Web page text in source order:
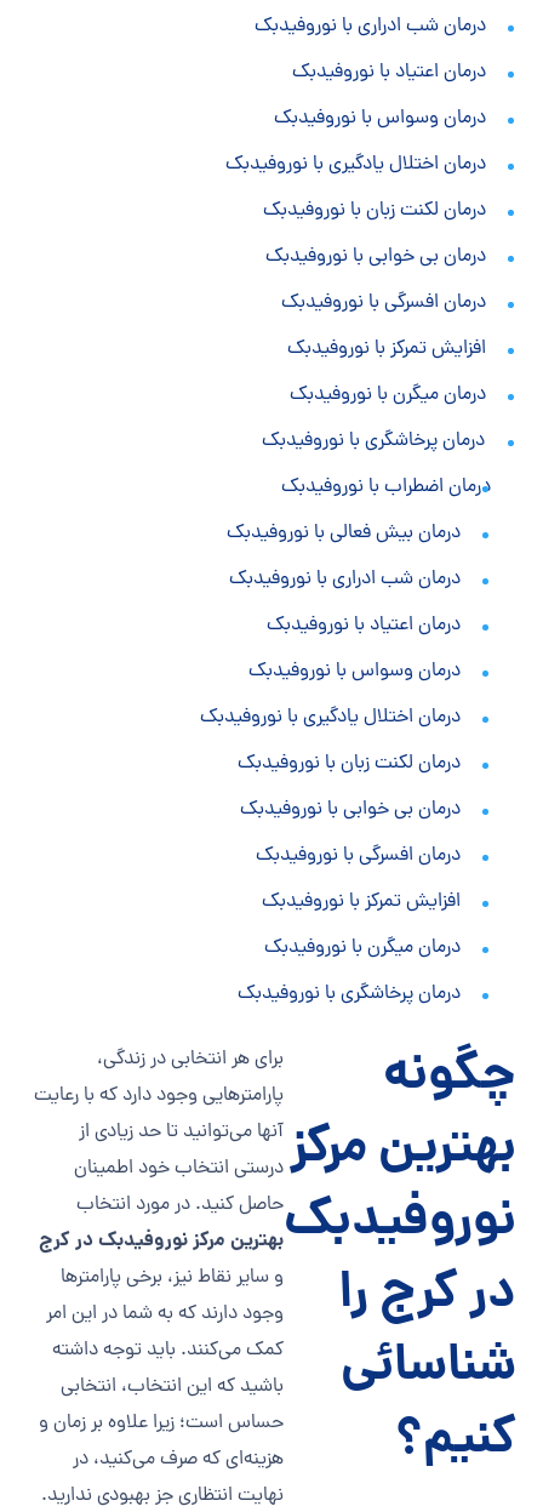
درمان شب ادراری با نوروفیدبک
درمان اعتیاد با نوروفیدبک
درمان وسواس با نوروفیدبک
درمان اختلال یادگیری با نوروفیدبک
درمان لکنت زبان با نوروفیدبک
درمان بی خوابی با نوروفیدبک
درمان افسرگی با نوروفیدبک
افزایش تمرکز با نوروفیدبک
درمان میگرن با نوروفیدبک
درمان پرخاشگری با نوروفیدبک
درمان اضطراب با نوروفیدبک
درمان بیش فعالی با نوروفیدبک
درمان شب ادراری با نوروفیدبک
درمان اعتیاد با نوروفیدبک
درمان وسواس با نوروفیدبک
درمان اختلال یادگیری با نوروفیدبک
درمان لکنت زبان با نوروفیدبک
درمان بی خوابی با نوروفیدبک
درمان افسرگی با نوروفیدبک
افزایش تمرکز با نوروفیدبک
درمان میگرن با نوروفیدبک
درمان پرخاشگری با نوروفیدبک
چگونه
بهترین مرکز
نوروفیدبک
در کرج را
شناسائی
کنیم؟
برای هر انتخابی در زندگی،
پارامترهایی وجود دارد که با رعایت
آنها می‌توانید تا حد زیادی از
درستی انتخاب خود اطمینان
حاصل کنید. در مورد انتخاب
بهترین مرکز نوروفیدبک در کرج
و سایر نقاط نیز، برخی پارامترها
وجود دارند که به شما در این امر
کمک می‌کنند. باید توجه داشته
باشید که این انتخاب، انتخابی
حساس است؛ زیرا علاوه بر زمان و
هزینه‌ای که صرف می‌کنید، در
نهایت انتظاری جز بهبودی ندارید.